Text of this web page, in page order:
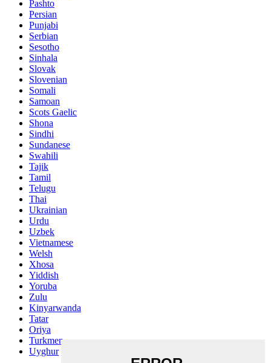
Pashto
Persian
Punjabi
Serbian
Sesotho
Sinhala
Slovak
Slovenian
Somali
Samoan
Scots Gaelic
Shona
Sindhi
Sundanese
Swahili
Tajik
Tamil
Telugu
Thai
Ukrainian
Urdu
Uzbek
Vietnamese
Welsh
Xhosa
Yiddish
Yoruba
Zulu
Kinyarwanda
Tatar
Oriya
Turkmen
Uyghur